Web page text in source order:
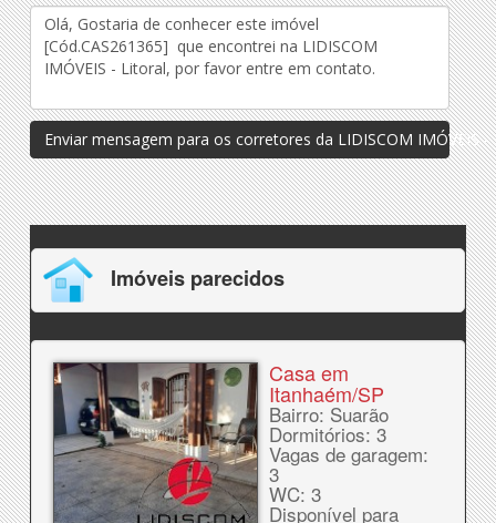
Enviar mensagem para os corretores da LIDISCOM IMÓVEIS -
Imóveis parecidos
Casa em
Itanhaém/SP
Bairro: Suarão
Dormitórios: 3
Vagas de garagem:
3
WC: 3
Disponível para